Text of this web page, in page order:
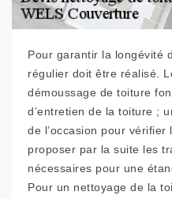
Pour garantir la longévité
régulier doit être réalisé.
démoussage de toiture
d’entretien de la toiture ;
de l’occasion pour
proposer par la suite les
nécessaires pour une
Pour un nettoyage de la